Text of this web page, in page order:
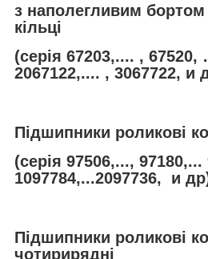
з наполегливим
кільці
(серія 67203,.... ,
2067122,.... , 3067722, и
Підшипники роликові
(серія 97506,...,
1097784,...2097736, и
Підшипники роликові
чотирирядні